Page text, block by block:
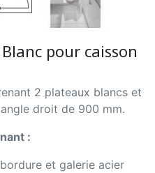
pour caisson
2 plateaux blancs et
droit de 900 mm.
:
et galerie acier